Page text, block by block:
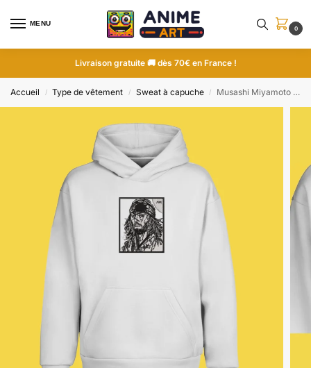
MENU
0
Livraison gratuite 🚚 dès 70€ en France !
Accueil / Type de vêtement / Sweat à capuche / Musashi Miyamoto Portrait | Vagabond | Sweat à capuche brodé